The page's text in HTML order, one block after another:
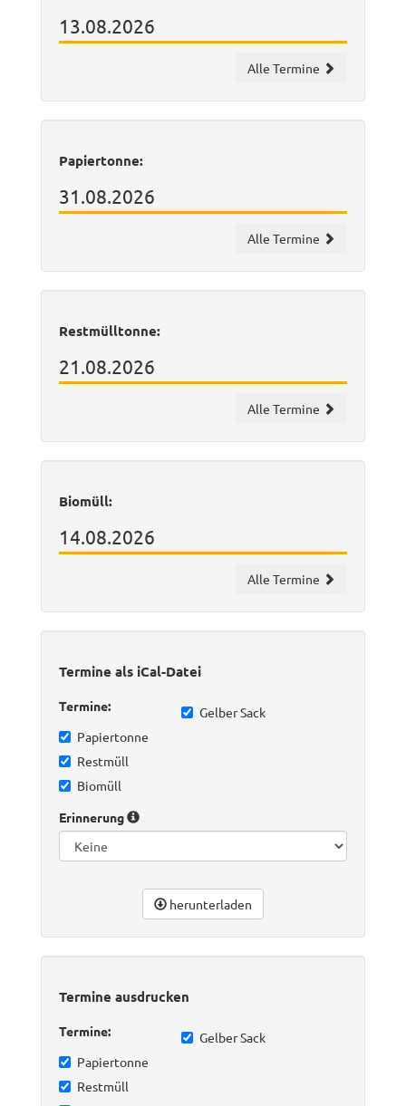
13.08.2026
Alle Termine
Papiertonne:
31.08.2026
Alle Termine
Restmülltonne:
21.08.2026
Alle Termine
Biomüll:
14.08.2026
Alle Termine
Termine als iCal-Datei
Termine:
Gelber Sack
Papiertonne
Restmüll
Biomüll
Erinnerung
herunterladen
Termine ausdrucken
Termine:
Gelber Sack
Papiertonne
Restmüll